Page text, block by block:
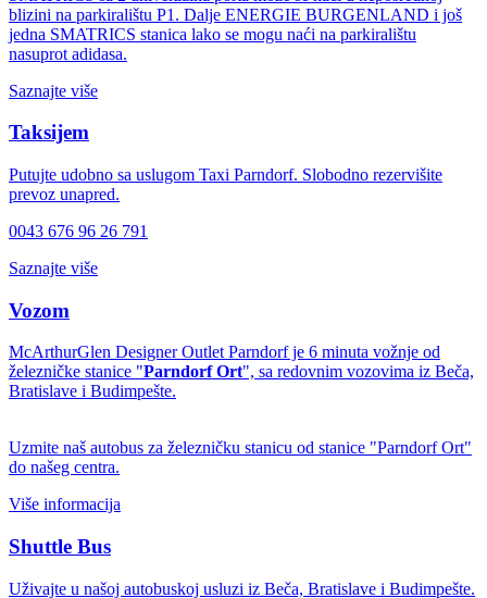
blizini na parkiralištu P1. Dalje ENERGIE BURGENLAND i još
jedna SMATRICS stanica lako se mogu naći na parkiralištu
nasuprot adidasa.
Saznajte više
Taksijem
Putujte udobno sa uslugom Taxi Parndorf. Slobodno rezervišite
prevoz unapred.
0043 676 96 26 791
Saznajte više
Vozom
McArthurGlen Designer Outlet Parndorf je 6 minuta vožnje od
železničke stanice "Parndorf Ort", sa redovnim vozovima iz Beča,
Bratislave i Budimpešte.
Uzmite naš autobus za železničku stanicu od stanice "Parndorf Ort"
do našeg centra.
Više informacija
Shuttle Bus
Uživajte u našoj autobuskoj usluzi iz Beča, Bratislave i Budimpešte.